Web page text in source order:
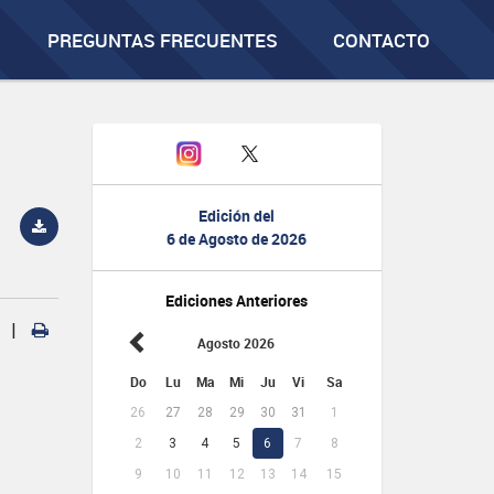
PREGUNTAS FRECUENTES CONTACTO
Edición del
6 de Agosto de 2026
Ediciones Anteriores
Agosto 2026
Do Lu Ma Mi Ju Vi Sa
26 27 28 29 30 31
1
2
3 4 5 6 7
8
9
10 11 12 13 14 15
|